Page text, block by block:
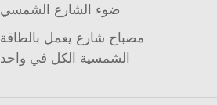
ضوء الشارع الشمسي
مصباح شارع يعمل بالطاقة
الشمسية الكل في واحد